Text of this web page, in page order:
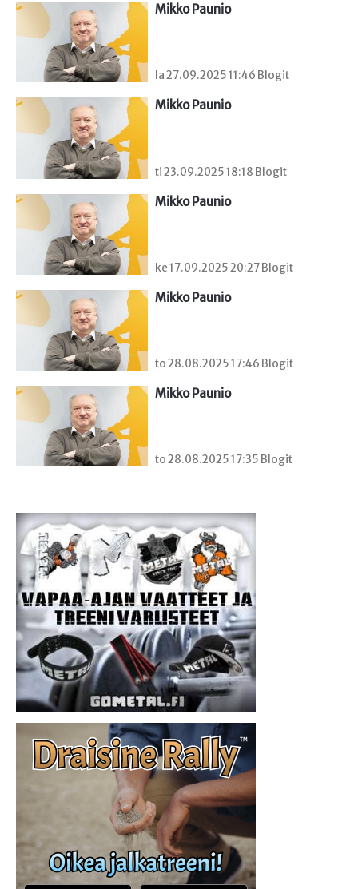
Mikko Paunio
la 27.09.2025 11:46 Blogit
Mikko Paunio
ti 23.09.2025 18:18 Blogit
Mikko Paunio
ke 17.09.2025 20:27 Blogit
Mikko Paunio
to 28.08.2025 17:46 Blogit
Mikko Paunio
to 28.08.2025 17:35 Blogit